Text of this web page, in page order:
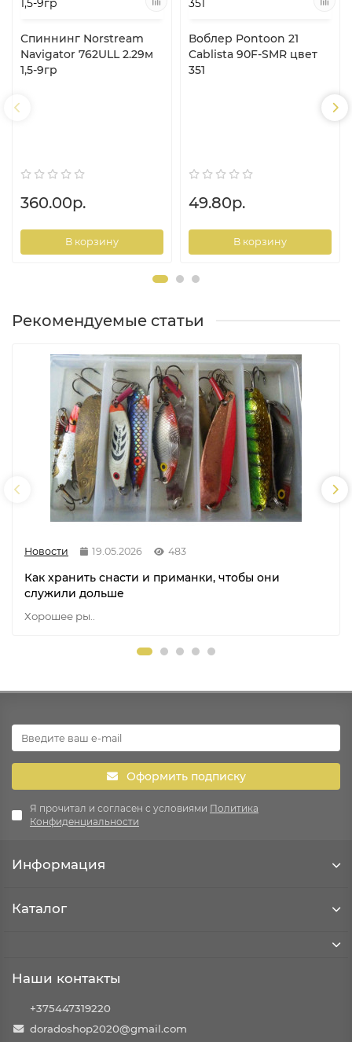
Спиннинг Norstream
Navigator 762ULL 2.29м
1,5-9гр
360.00р.
В корзину
Воблер Pontoon 21
Cablista 90F-SMR цвет
351
49.80р.
В корзину
Рекомендуемые статьи
Новости 19.05.2026 483
Как хранить снасти и приманки, чтобы они
служили дольше
Хорошее ры..
Оформить подписку
Я прочитал и согласен с условиями Политика
Конфиденциальности
Информация
Каталог
Наши контакты
+375447319220
doradoshop2020@gmail.com